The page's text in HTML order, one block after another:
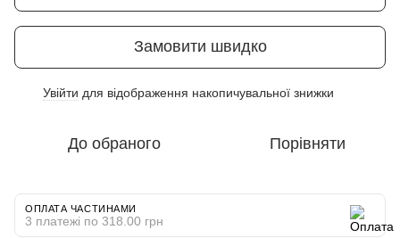
Замовити швидко
Увійти для відображення накопичувальної знижки
До обраного Порівняти
ОПЛАТА ЧАСТИНАМИ
3 платежі по 318.00 грн